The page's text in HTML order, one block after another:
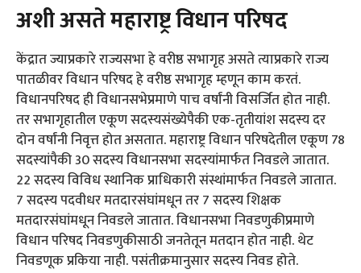
अशी असते महाराष्ट्र विधान परिषद
केंद्रात ज्याप्रकारे राज्यसभा हे वरीष्ठ सभागृह असते त्याप्रकारे राज्य
पातळीवर विधान परिषद हे वरीष्ठ सभागृह म्हणून काम करतं.
विधानपरिषद ही विधानसभेप्रमाणे पाच वर्षांनी विसर्जित होत नाही.
तर सभागृहातील एकूण सदस्यसंख्येपैकी एक-तृतीयांश सदस्य दर
दोन वर्षांनी निवृत्त होत असतात. महाराष्ट्र विधान परिषदेतील एकूण 78
सदस्यांपैकी 30 सदस्य विधानसभा सदस्यांमार्फत निवडले जातात.
22 सदस्य विविध स्थानिक प्राधिकारी संस्थांमार्फत निवडले जातात.
7 सदस्य पदवीधर मतदारसंघांमधून तर 7 सदस्य शिक्षक
मतदारसंघांमधून निवडले जातात. विधानसभा निवडणुकीप्रमाणे
विधान परिषद निवडणुकीसाठी जनतेतून मतदान होत नाही. थेट
निवडणूक प्रकिया नाही. पसंतीक्रमानुसार सदस्य निवड होते.